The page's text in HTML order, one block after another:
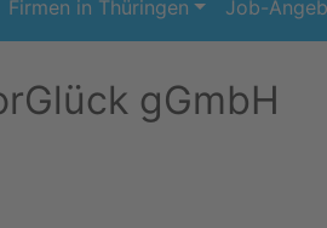
Firmen in Thüringen Job-
gGmbH